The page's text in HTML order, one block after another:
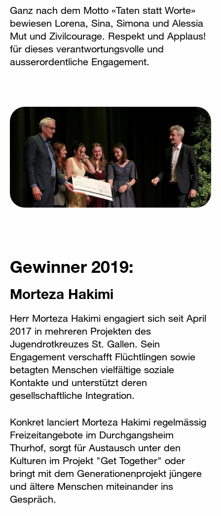
Ganz nach dem Motto «Taten statt Worte»
bewiesen Lorena, Sina, Simona und Alessia
Mut und Zivilcourage. Respekt und Applaus!
für dieses verantwortungsvolle und
ausserordentliche Engagement.
Gewinner 2019:
Morteza Hakimi
Herr Morteza Hakimi engagiert sich seit April
2017 in mehreren Projekten des
Jugendrotkreuzes St. Gallen. Sein
Engagement verschafft Flüchtlingen sowie
betagten Menschen vielfältige soziale
Kontakte und unterstützt deren
gesellschaftliche Integration.
Konkret lanciert Morteza Hakimi regelmässig
Freizeitangebote im Durchgangsheim
Thurhof, sorgt für Austausch unter den
Kulturen im Projekt "Get Together" oder
bringt mit dem Generationenprojekt jüngere
und ältere Menschen miteinander ins
Gespräch.